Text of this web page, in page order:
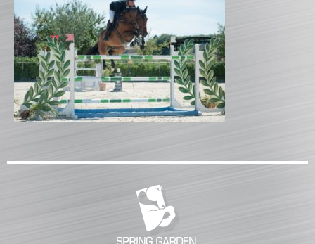
Gamme Prestige
Gamme Aluminium
BARRES
Barre hors coeur
Barre carrée
Barre octogonale
ECHELLES ET PALANQUES